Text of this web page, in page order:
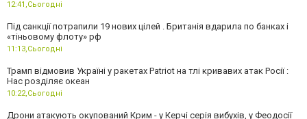
12:41,Сьогодні
Під санкції потрапили 19 нових цілей . Британія вдарила по банках і
«тіньовому флоту» рф
11:13,Сьогодні
Трамп відмовив Україні у ракетах Patriot на тлі кривавих атак Росії :
Нас розділяє океан
10:22,Сьогодні
Дрони атакують окупований Крим - у Керчі серія вибухів, у Феодосії